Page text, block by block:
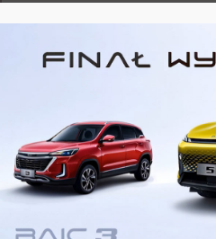
121 890
KGM Korando 1.5
Benzyna, skrzynia automat 6-bieg.,
AC/OC/NW/ASS na 1-